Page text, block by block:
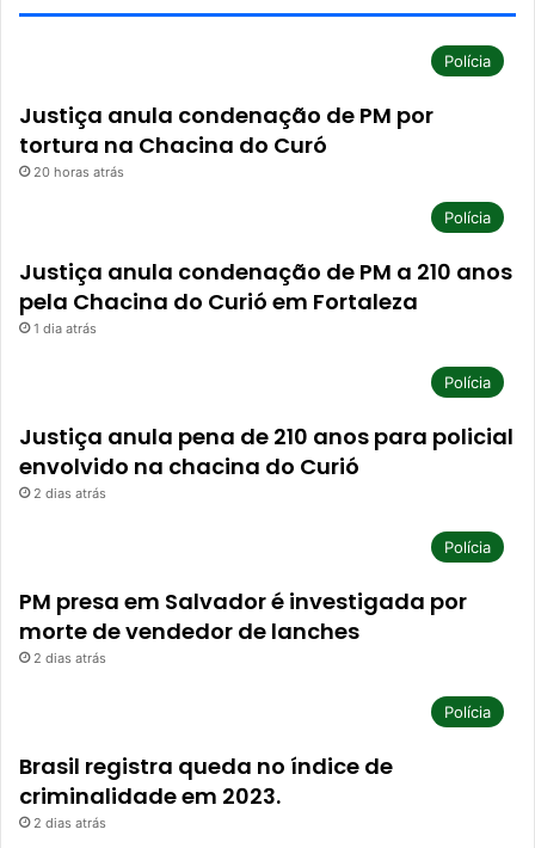
Polícia
Justiça anula condenação de PM por
tortura na Chacina do Curó
20 horas atrás
Polícia
Justiça anula condenação de PM a 210 anos
pela Chacina do Curió em Fortaleza
1 dia atrás
Polícia
Justiça anula pena de 210 anos para policial
envolvido na chacina do Curió
2 dias atrás
Polícia
PM presa em Salvador é investigada por
morte de vendedor de lanches
2 dias atrás
Polícia
Brasil registra queda no índice de
criminalidade em 2023.
2 dias atrás